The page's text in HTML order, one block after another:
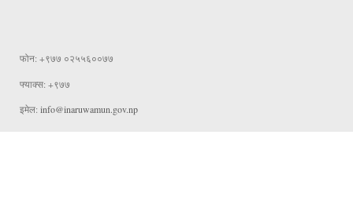
फोन: +९७७ ०२५५६००७७
फ्याक्स: +९७७
इमेल: info@inaruwamun.gov.np